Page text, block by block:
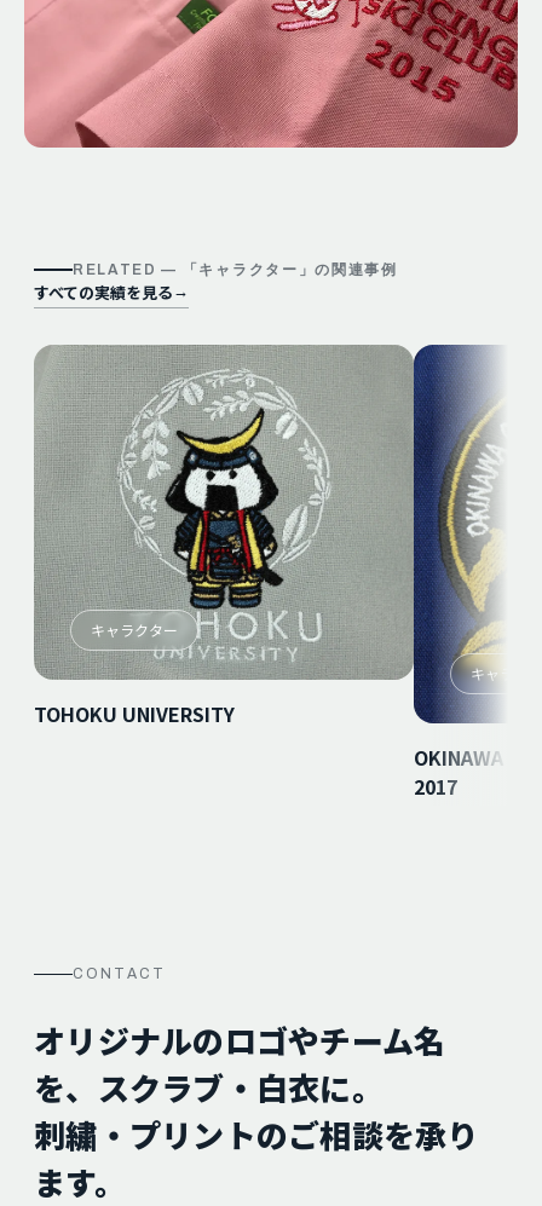
RELATED — 「キャラクター 」の関連事例
すべての実績を見る →
キャラクター
TOHOKU UNIVERSITY
キャラク
OKINAWA
2017
CONTACT
オリジナルのロゴやチーム名
を、スクラブ・白衣に。
刺繍・プリントのご相談を承り
ます。